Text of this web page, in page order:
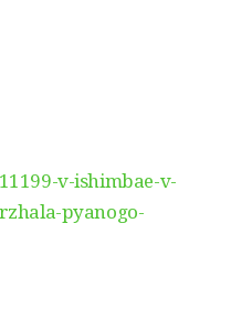
v-ishimbae-v-
pyanogo-